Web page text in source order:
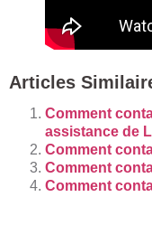
Articles
Comment
assistance de
Comment
Comment
Comment